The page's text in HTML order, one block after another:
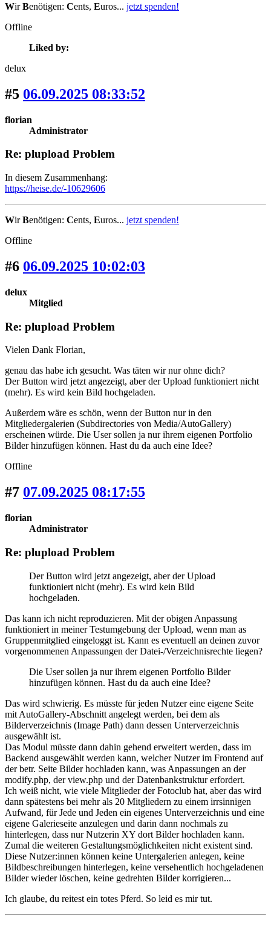
WirBenötigen: Cents, Euros... jetzt spenden!
Offline
Liked by:
delux
#5 06.09.2025 08:33:52
florian
Administrator
Re: plupload Problem
In diesem Zusammenhang:
https://heise.de/-10629606
WirBenötigen: Cents, Euros... jetzt spenden!
Offline
#6 06.09.2025 10:02:03
delux
Mitglied
Re: plupload Problem
Vielen Dank Florian,
genau das habe ich gesucht. Was täten wir nur ohne dich?
Der Button wird jetzt angezeigt, aber der Upload funktioniert nicht
(mehr). Es wird kein Bild hochgeladen.
Außerdem wäre es schön, wenn der Button nur in den
Mitgliedergalerien (Subdirectories von Media/AutoGallery)
erscheinen würde. Die User sollen ja nur ihrem eigenen Portfolio
Bilder hinzufügen können. Hast du da auch eine Idee?
Offline
#7 07.09.2025 08:17:55
florian
Administrator
Re: plupload Problem
Der Button wird jetzt angezeigt, aber der Upload
funktioniert nicht (mehr). Es wird kein Bild
hochgeladen.
Das kann ich nicht reproduzieren. Mit der obigen Anpassung
funktioniert in meiner Testumgebung der Upload, wenn man as
Gruppenmitglied eingeloggt ist. Kann es eventuell an deinen zuvor
vorgenommenen Anpassungen der Datei-/Verzeichnisrechte liegen?
Die User sollen ja nur ihrem eigenen Portfolio Bilder
hinzufügen können. Hast du da auch eine Idee?
Das wird schwierig. Es müsste für jeden Nutzer eine eigene Seite
mit AutoGallery-Abschnitt angelegt werden, bei dem als
Bilderverzeichnis (Image Path) dann dessen Unterverzeichnis
ausgewählt ist.
Das Modul müsste dann dahin gehend erweitert werden, dass im
Backend ausgewählt werden kann, welcher Nutzer im Frontend auf
der betr. Seite Bilder hochladen kann, was Anpassungen an der
modify.php, der view.php und der Datenbankstruktur erfordert.
Ich weiß nicht, wie viele Mitglieder der Fotoclub hat, aber das wird
dann spätestens bei mehr als 20 Mitgliedern zu einem irrsinnigen
Aufwand, für Jede und Jeden ein eigenes Unterverzeichnis und eine
eigene Galerieseite anzulegen und darin dann nochmals zu
hinterlegen, dass nur Nutzerin XY dort Bilder hochladen kann.
Zumal die weiteren Gestaltungsmöglichkeiten nicht existent sind.
Diese Nutzer:innen können keine Untergalerien anlegen, keine
Bildbeschreibungen hinterlegen, keine versehentlich hochgeladenen
Bilder wieder löschen, keine gedrehten Bilder korrigieren...
Ich glaube, du reitest ein totes Pferd. So leid es mir tut.